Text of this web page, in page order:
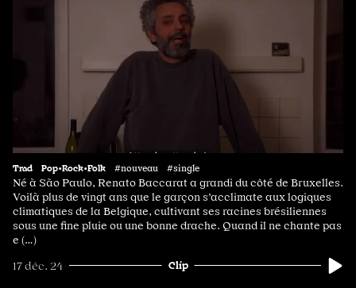
Trad Pop•Rock•Folk #nouveau #single
Né à São Paulo, Renato Baccarat a grandi du côté de Bruxelles.
Voilà plus de vingt ans que le garçon s’acclimate aux logiques
climatiques de la Belgique, cultivant ses racines brésiliennes
sous une fine pluie ou une bonne drache. Quand il ne chante pas
e (…)
17 déc. 24 Clip